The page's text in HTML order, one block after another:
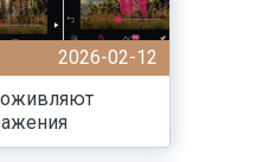
2026-02-12